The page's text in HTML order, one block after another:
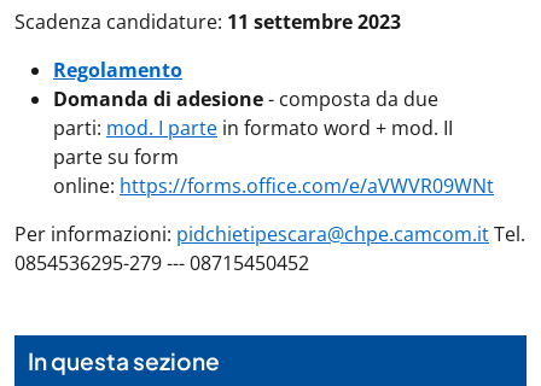
Scadenza candidature: 11 settembre 2023
Regolamento
Domanda di adesione- composta da due
parti: mod. I parte in formato word + mod. II
parte su form
online: https://forms.office.com/e/aVWVR09WNt
Per informazioni: pidchietipescara@chpe.camcom.itTel.
0854536295-279 --- 08715450452
In questa sezione